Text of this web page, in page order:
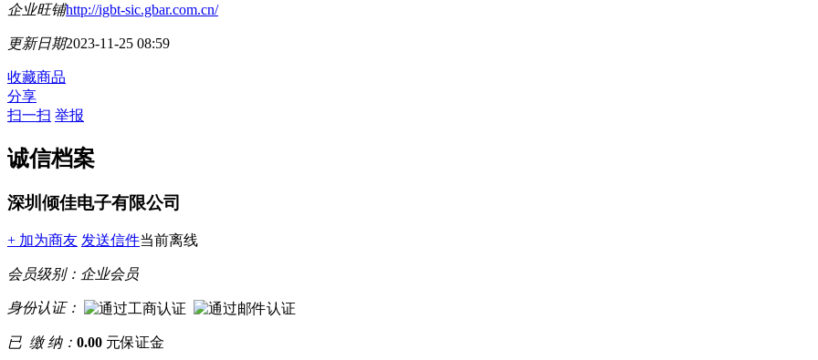
企业旺铺http://igbt-sic.gbar.com.cn/
更新日期2023-11-25 08:59
收藏商品
分享
扫一扫 举报
诚信档案
深圳倾佳电子有限公司
+ 加为商友 发送信件当前离线
会员级别： 企业会员
身份认证：
已 缴 纳： 0.00 元保证金